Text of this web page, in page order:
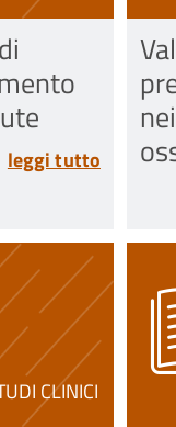
leggi tutto
CLINICI